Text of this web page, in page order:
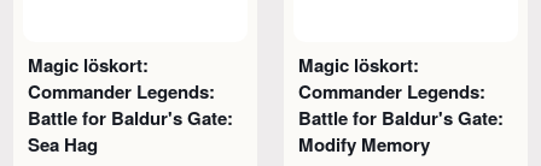
Magic löskort:
Commander Legends:
Battle for Baldur's Gate:
Sea Hag
Magic löskort:
Commander Legends:
Battle for Baldur's Gate:
Modify Memory